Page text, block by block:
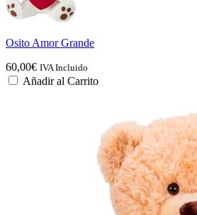
Osito Amor Grande
60,00€ IVA Incluido
Añadir al Carrito